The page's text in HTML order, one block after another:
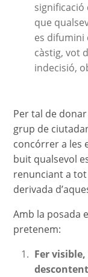
significació
que
es difumini
càstig, vot
indecisió,
​Per tal de
grup de
concórrer a les
buit qualsevol
renunciant a
derivada
Amb la posada
pretenem:
Fer